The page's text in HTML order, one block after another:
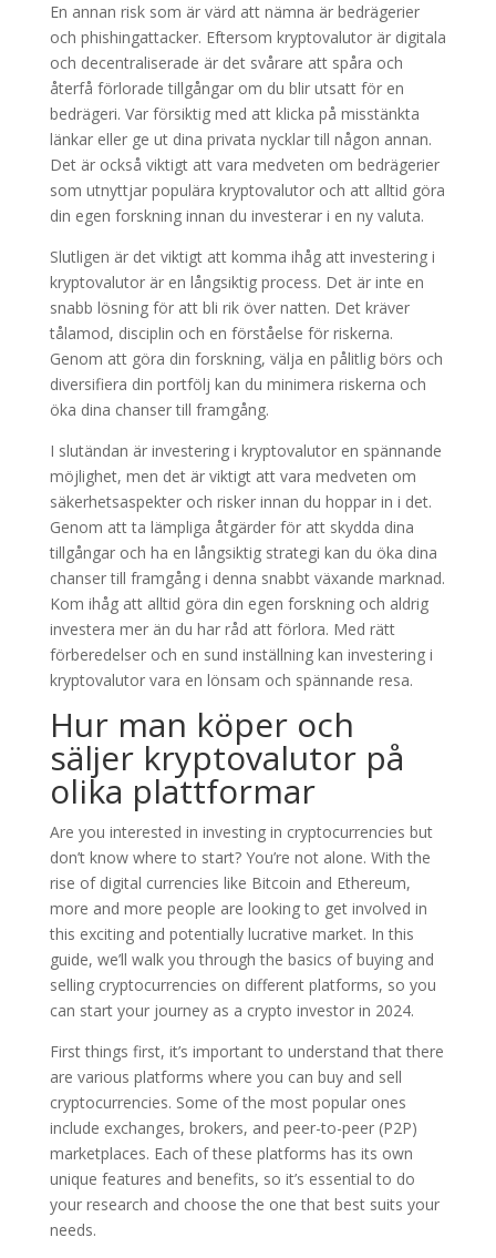
En annan risk som är värd att nämna är bedrägerier
och phishingattacker. Eftersom kryptovalutor är digitala
och decentraliserade är det svårare att spåra och
återfå förlorade tillgångar om du blir utsatt för en
bedrägeri. Var försiktig med att klicka på misstänkta
länkar eller ge ut dina privata nycklar till någon annan.
Det är också viktigt att vara medveten om bedrägerier
som utnyttjar populära kryptovalutor och att alltid göra
din egen forskning innan du investerar i en ny valuta.
Slutligen är det viktigt att komma ihåg att investering i
kryptovalutor är en långsiktig process. Det är inte en
snabb lösning för att bli rik över natten. Det kräver
tålamod, disciplin och en förståelse för riskerna.
Genom att göra din forskning, välja en pålitlig börs och
diversifiera din portfölj kan du minimera riskerna och
öka dina chanser till framgång.
I slutändan är investering i kryptovalutor en spännande
möjlighet, men det är viktigt att vara medveten om
säkerhetsaspekter och risker innan du hoppar in i det.
Genom att ta lämpliga åtgärder för att skydda dina
tillgångar och ha en långsiktig strategi kan du öka dina
chanser till framgång i denna snabbt växande marknad.
Kom ihåg att alltid göra din egen forskning och aldrig
investera mer än du har råd att förlora. Med rätt
förberedelser och en sund inställning kan investering i
kryptovalutor vara en lönsam och spännande resa.
Hur man köper och
säljer kryptovalutor på
olika plattformar
Are you interested in investing in cryptocurrencies but
don’t know where to start? You’re not alone. With the
rise of digital currencies like Bitcoin and Ethereum,
more and more people are looking to get involved in
this exciting and potentially lucrative market. In this
guide, we’ll walk you through the basics of buying and
selling cryptocurrencies on different platforms, so you
can start your journey as a crypto investor in 2024.
First things first, it’s important to understand that there
are various platforms where you can buy and sell
cryptocurrencies. Some of the most popular ones
include exchanges, brokers, and peer-to-peer (P2P)
marketplaces. Each of these platforms has its own
unique features and benefits, so it’s essential to do
your research and choose the one that best suits your
needs.